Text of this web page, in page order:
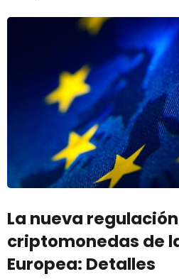
La nueva
criptomonedas de
Europea: Detalles